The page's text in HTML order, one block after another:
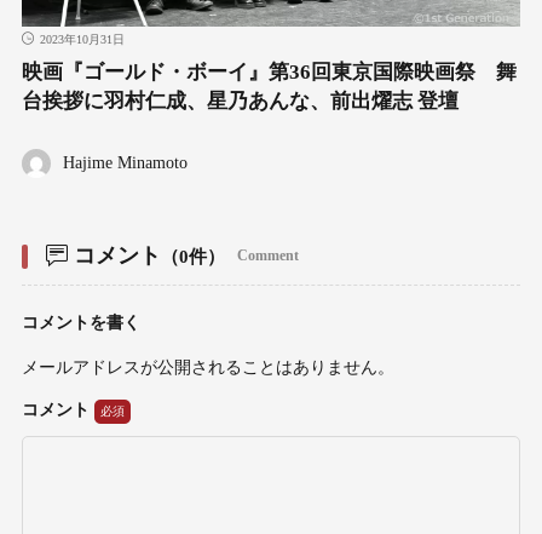
2023年10月31日
映画『ゴールド・ボーイ』第36回東京国際映画祭 舞
台挨拶に羽村仁成、星乃あんな、前出燿志 登壇
Hajime Minamoto
コメント （0件） Comment
コメントを書く
メールアドレスが公開されることはありません。
コメント